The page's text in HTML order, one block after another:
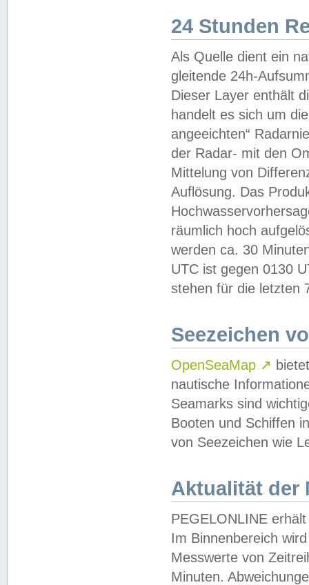
24 Stunden
Als Quelle dient ein
gleitende 24h-
Dieser Layer enthält
handelt es sich um
angeeichten“
der Radar- mit den
Mittelung von
Auflösung. Das
räumlich hoch
werden ca. 30
UTC ist gegen 0130
stehen für die letzten
Seezeichen
OpenSeaMap ↗
nautische
Seamarks sind
Booten und Schiffen
von Seezeichen wie
Aktualität der
PEGELONLINE
Im Binnenbereich
Messwerte von
Minuten.